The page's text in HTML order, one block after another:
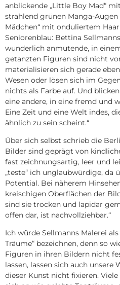
anblickende „Little Boy Mad“
strahlend grünen Manga-Augen
Mädchen“ mit onduliertem
Seniorenblau: Bettina
wunderlich anmutende, in
getanzten Figuren sind nicht
materialisieren sich gerade
Wesen oder lösen sich im
nichts als Farbe auf. Und
eine andere, in eine fremd und
Eine Zeit und eine Welt indes,
ähnlich zu sein scheint.“
Über sich selbst schrieb die
Bilder sind geprägt von
fast zeichnungsartig, leer und
„teste“ ich unglaubwürdige, da
Potential. Bei näherem
kreischigen Oberflächen der
sind sie trocken und lapidar
offen dar, ist nachvollziehbar.“
Ich würde Sellmanns Malerei
Träume“ bezeichnen, denn so
Figuren in ihren Bildern nicht
lassen, lassen sich auch unsere
dieser Kunst nicht fixieren.